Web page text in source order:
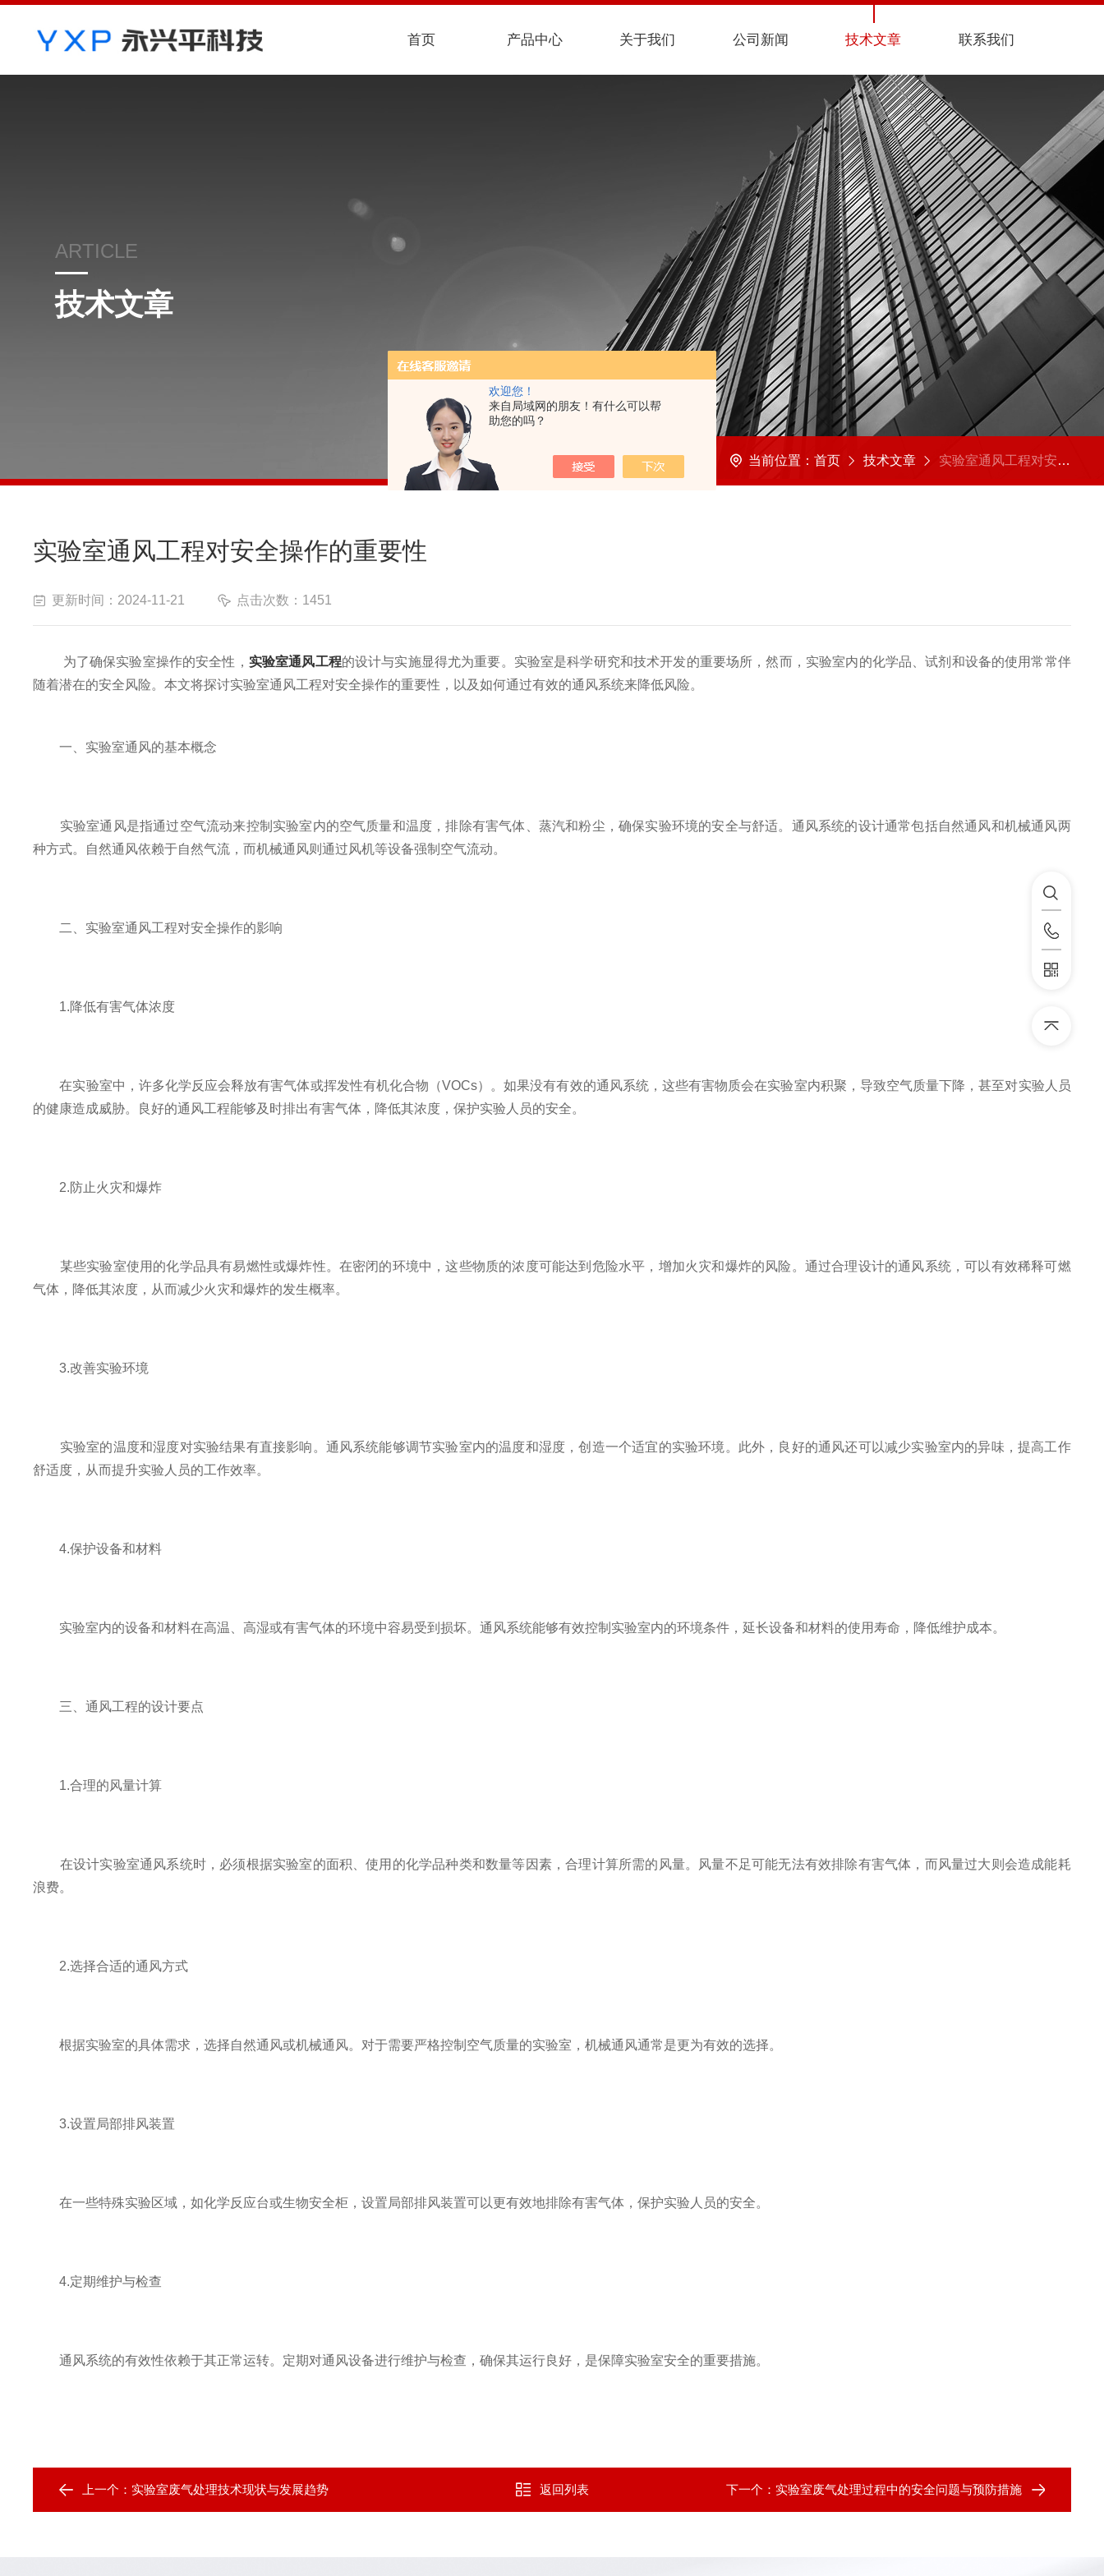
欢迎您！
来自局域网的朋友！有什么可以帮
助您的吗？
首页 产品中心 关于我们 公司新闻 技术文章 联系我们
ARTICLE
技术文章
当前位置： 首页 技术文章 实验室通风工程对安全操作的重要性
实验室通风工程对安全操作的重要性
更新时间：2024-11-21 点击次数：1451
为了确保实验室操作的安全性， 实验室通风工程的设计与实施显得尤为重要。实验室是科学研究和技术开发的重要场所，然而，实验室内的化学品、试剂和设备的使用常常伴
随着潜在的安全风险。本文将探讨实验室通风工程对安全操作的重要性，以及如何通过有效的通风系统来降低风险。
一、实验室通风的基本概念
实验室通风是指通过空气流动来控制实验室内的空气质量和温度，排除有害气体、蒸汽和粉尘，确保实验环境的安全与舒适。通风系统的设计通常包括自然通风和机械通风两
种方式。自然通风依赖于自然气流，而机械通风则通过风机等设备强制空气流动。
二、实验室通风工程对安全操作的影响
1.降低有害气体浓度
在实验室中，许多化学反应会释放有害气体或挥发性有机化合物（VOCs）。如果没有有效的通风系统，这些有害物质会在实验室内积聚，导致空气质量下降，甚至对实验人员
的健康造成威胁。良好的通风工程能够及时排出有害气体，降低其浓度，保护实验人员的安全。
2.防止火灾和爆炸
某些实验室使用的化学品具有易燃性或爆炸性。在密闭的环境中，这些物质的浓度可能达到危险水平，增加火灾和爆炸的风险。通过合理设计的通风系统，可以有效稀释可燃
气体，降低其浓度，从而减少火灾和爆炸的发生概率。
3.改善实验环境
实验室的温度和湿度对实验结果有直接影响。通风系统能够调节实验室内的温度和湿度，创造一个适宜的实验环境。此外，良好的通风还可以减少实验室内的异味，提高工作
舒适度，从而提升实验人员的工作效率。
4.保护设备和材料
实验室内的设备和材料在高温、高湿或有害气体的环境中容易受到损坏。通风系统能够有效控制实验室内的环境条件，延长设备和材料的使用寿命，降低维护成本。
三、通风工程的设计要点
1.合理的风量计算
在设计实验室通风系统时，必须根据实验室的面积、使用的化学品种类和数量等因素，合理计算所需的风量。风量不足可能无法有效排除有害气体，而风量过大则会造成能耗
浪费。
2.选择合适的通风方式
根据实验室的具体需求，选择自然通风或机械通风。对于需要严格控制空气质量的实验室，机械通风通常是更为有效的选择。
3.设置局部排风装置
在一些特殊实验区域，如化学反应台或生物安全柜，设置局部排风装置可以更有效地排除有害气体，保护实验人员的安全。
4.定期维护与检查
通风系统的有效性依赖于其正常运转。定期对通风设备进行维护与检查，确保其运行良好，是保障实验室安全的重要措施。
上一个：实验室废气处理技术现状与发展趋势 返回列表 下一个： 实验室废气处理过程中的安全问题与预防措施